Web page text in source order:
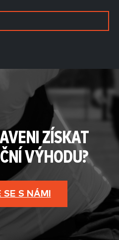
ZÍSKAT
VÝHODU?
S NÁMI